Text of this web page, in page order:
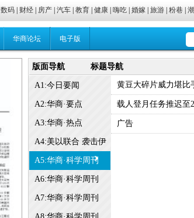
数码| 财经| 房产| 汽车| 教育| 健康| 嗨吃| 婚嫁| 旅游| 粉巷|
华商论坛 电子版
版面导航 标题导航
A1:今日要闻
A2:华商·要点
A3:华商·热点
A4:美以联合 袭击伊
朗
A5:华商·科学周刊
A6:华商·科学周刊
A7:华商·科学周刊
黄豆大碎片威力堪比
载人登月任务推迟至
广告